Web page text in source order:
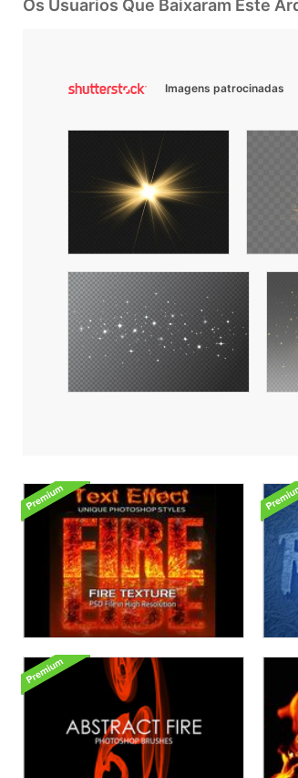
Os Usuarios Que Baixaram Este
Imagens patrocinadas